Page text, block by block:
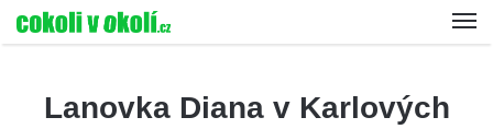
Lanovka Diana v Karlových